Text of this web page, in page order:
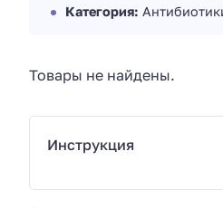
Категория:
Товары не найдены.
Инструкция